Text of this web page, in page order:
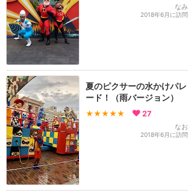
なみ
2018年6月に訪問
夏のピクサーの水かけパレ
ード！（雨バージョン）
★★★★★ 27
なお
2018年6月に訪問